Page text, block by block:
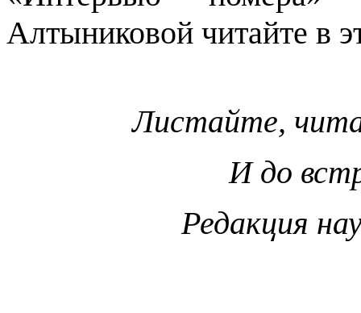
Алтыниковой читайте в
Листайте,
И до
Редакция